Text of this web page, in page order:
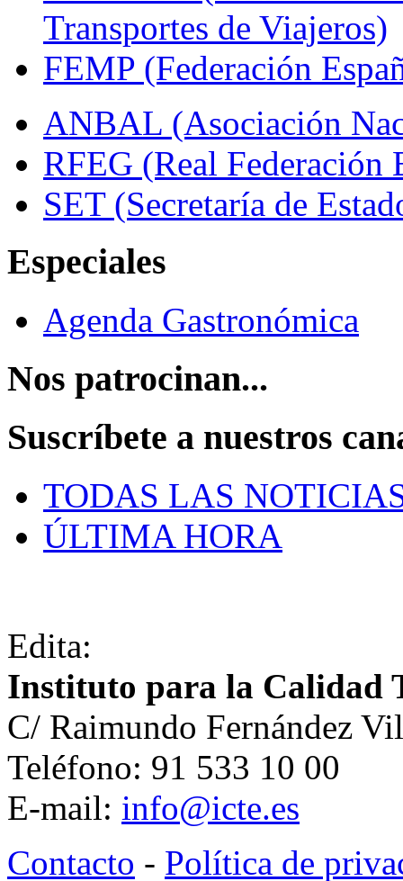
Transportes de Viajeros)
FEMP (Federación
ANBAL (Asociación
RFEG (Real Federación
SET (Secretaría de
Especiales
Agenda Gastronómica
Nos patrocinan...
Suscríbete a nuestros
TODAS LAS
ÚLTIMA HORA
Edita:
Instituto para la Calidad
C/ Raimundo Fernández
Teléfono: 91 533 10 00
E-mail: info@icte.es
Contacto - Política de